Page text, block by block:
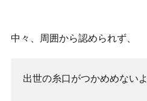
中々、周囲から認められず、
出世の糸口がつかめめないよ